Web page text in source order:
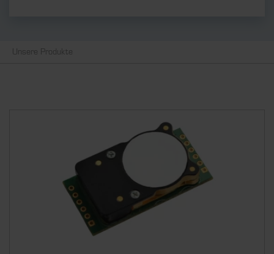
Unsere Produkte